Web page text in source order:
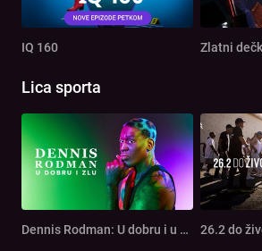
IQ 160 Zlatni
Lica sporta
Dennis Rodman: U dobru i u zlu 26.2 do